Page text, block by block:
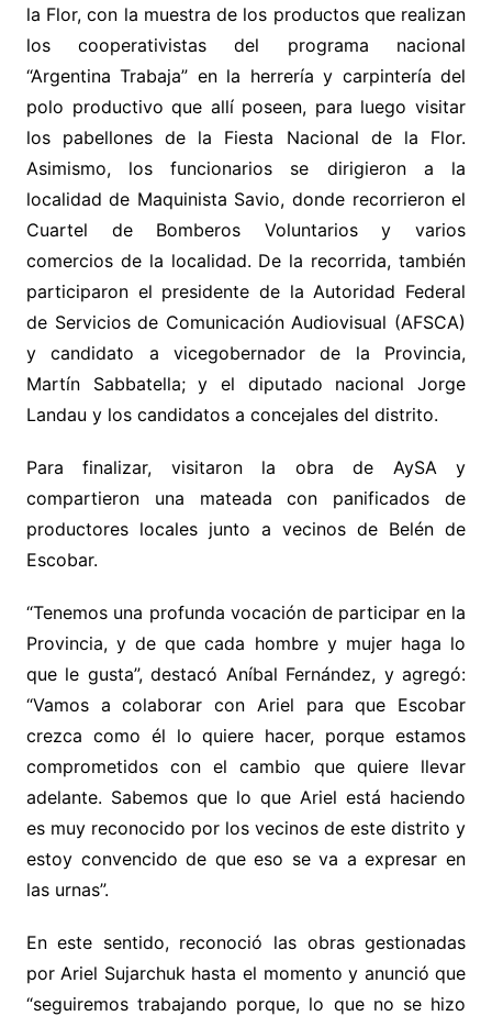
la Flor, con la muestra de los productos que realizan
los cooperativistas del programa nacional
“Argentina Trabaja” en la herrería y carpintería del
polo productivo que allí poseen, para luego visitar
los pabellones de la Fiesta Nacional de la Flor.
Asimismo, los funcionarios se dirigieron a la
localidad de Maquinista Savio, donde recorrieron el
Cuartel de Bomberos Voluntarios y varios
comercios de la localidad. De la recorrida, también
participaron el presidente de la Autoridad Federal
de Servicios de Comunicación Audiovisual (AFSCA)
y candidato a vicegobernador de la Provincia,
Martín Sabbatella; y el diputado nacional Jorge
Landau y los candidatos a concejales del distrito.
Para finalizar, visitaron la obra de AySA y
compartieron una mateada con panificados de
productores locales junto a vecinos de Belén de
Escobar.
“Tenemos una profunda vocación de participar en la
Provincia, y de que cada hombre y mujer haga lo
que le gusta”, destacó Aníbal Fernández, y agregó:
“Vamos a colaborar con Ariel para que Escobar
crezca como él lo quiere hacer, porque estamos
comprometidos con el cambio que quiere llevar
adelante. Sabemos que lo que Ariel está haciendo
es muy reconocido por los vecinos de este distrito y
estoy convencido de que eso se va a expresar en
las urnas”.
En este sentido, reconoció las obras gestionadas
por Ariel Sujarchuk hasta el momento y anunció que
“seguiremos trabajando porque, lo que no se hizo